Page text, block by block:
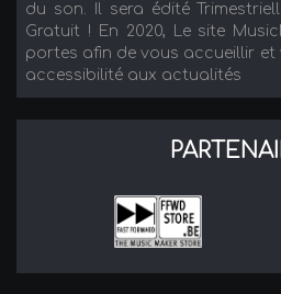
du son. Il sera édité
Gratuit ! En 2020, Le site
portes afin de vous accueillir et
accessibilité aux actualités